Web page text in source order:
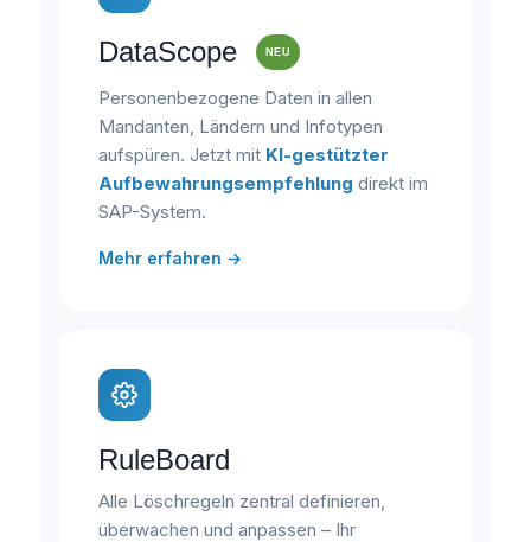
DataScope NEU
Personenbezogene Daten in allen
Mandanten, Ländern und Infotypen
aufspüren. Jetzt mit KI-gestützter
Aufbewahrungsempfehlung direkt im
SAP-System.
Mehr erfahren →
RuleBoard
Alle Löschregeln zentral definieren,
überwachen und anpassen – Ihr